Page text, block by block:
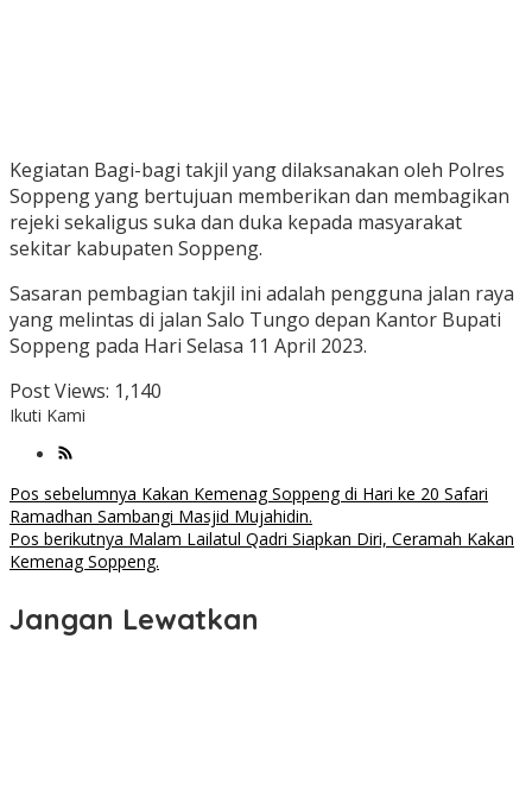
Kegiatan Bagi-bagi takjil yang dilaksanakan oleh Polres
Soppeng yang bertujuan memberikan dan membagikan
rejeki sekaligus suka dan duka kepada masyarakat
sekitar kabupaten Soppeng.
Sasaran pembagian takjil ini adalah pengguna jalan raya
yang melintas di jalan Salo Tungo depan Kantor Bupati
Soppeng pada Hari Selasa 11 April 2023.
Post Views: 1,140
Ikuti Kami
Navigasi
pos
Pos sebelumnya Kakan Kemenag Soppeng di Hari ke 20 Safari
Ramadhan Sambangi Masjid Mujahidin.
Pos berikutnya Malam Lailatul Qadri Siapkan Diri, Ceramah Kakan
Kemenag Soppeng.
Jangan Lewatkan